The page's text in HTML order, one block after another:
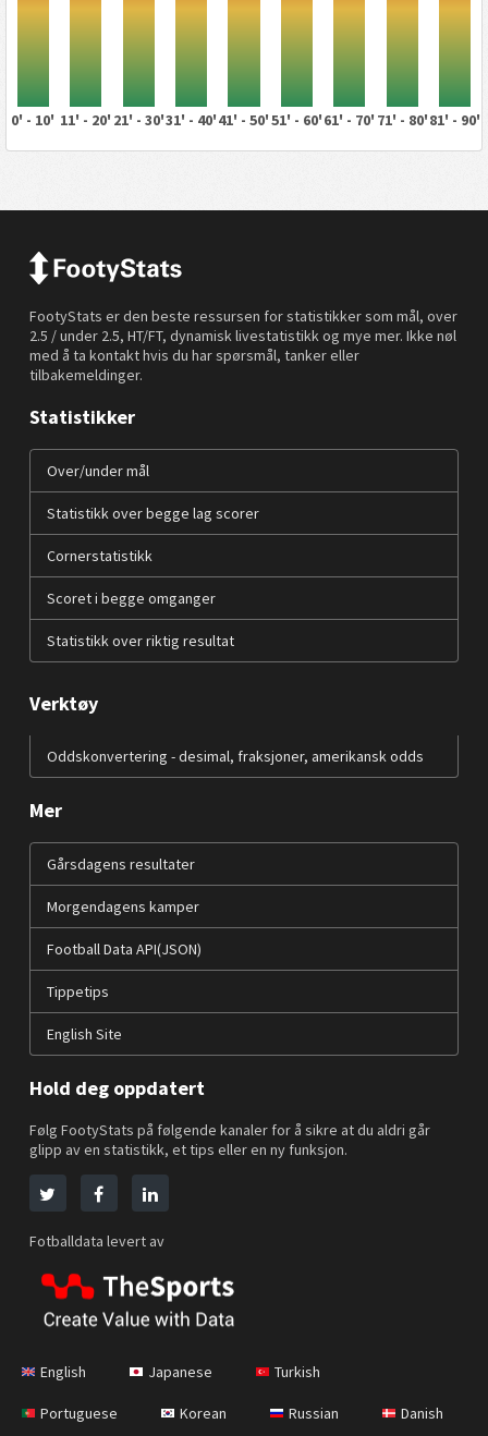
0' - 10' 11' - 20' 21' - 30'31' - 40'41' - 50'51' - 60'61' - 70' 71' - 80'81' - 90'
FootyStats er den beste ressursen for statistikker som mål, over
2.5 / under 2.5, HT/FT, dynamisk livestatistikk og mye mer. Ikke nøl
med å ta kontakt hvis du har spørsmål, tanker eller
tilbakemeldinger.
Statistikker
Over/under mål
Statistikk over begge lag scorer
Cornerstatistikk
Scoret i begge omganger
Statistikk over riktig resultat
Verktøy
Oddskonvertering - desimal, fraksjoner, amerikansk odds
Mer
Gårsdagens resultater
Morgendagens kamper
Football Data API(JSON)
Tippetips
English Site
Hold deg oppdatert
Følg FootyStats på følgende kanaler for å sikre at du aldri går
glipp av en statistikk, et tips eller en ny funksjon.
Fotballdata levert av
English Japanese Turkish
Portuguese Korean Russian Danish